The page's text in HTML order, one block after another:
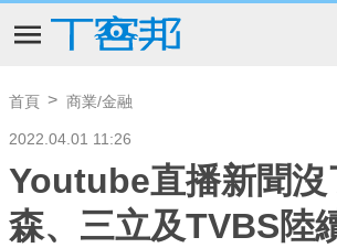
首頁 商業/金融
2022.04.01 11:26
Youtube直播新聞沒
森、三立及TVBS陸